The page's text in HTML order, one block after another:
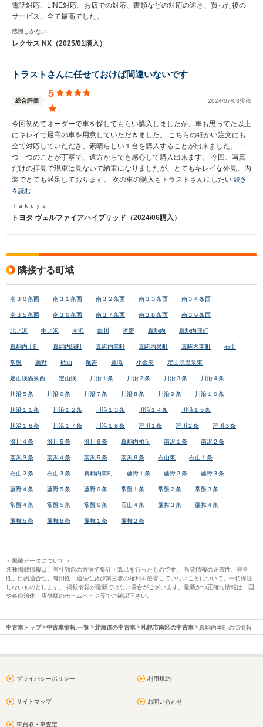
電話対応、LINE対応、お店での対応、書類などの対応の速さ、買った後の
サービス、全て最高でした。
感謝しかない
レクサス NX（2025/01購入）
トラストさんに任せておけば間違いないです
総合評価
5
2024/07/03投稿
今回初めてオーダーで車を探してもらい購入しましたが、車も思ってた以上
にキレイで最高の車を用意していただきました。 こちらの細かい注文にも
全て対応していただき、素晴らしい１台を購入することが出来ました。 一
つ一つのことが丁寧で、遠方からでも感心して購入出来ます。 今回、写真
だけの拝見で現車は見ないで納車になりましたが、とてもキレイな外見、内
装でとても満足しております。 次の車の購入もトラストさんにしたい 続き
を読む
Ｔａｋｕｙａ
トヨタ ヴェルファイアハイブリッド（2024/06購入）
隣接する町域
南３０条西 南３１条西 南３２条西 南３３条西 南３４条西
南３５条西 南３６条西 南３７条西 南３８条西 南３９条西
北ノ沢 中ノ沢 南沢 白川 滝野 真駒内 真駒内曙町
真駒内上町 真駒内緑町 真駒内幸町 真駒内泉町 真駒内南町 石山
常盤 藤野 砥山 簾舞 豊滝 小金湯 定山渓温泉東
定山渓温泉西 定山渓 川沿１条 川沿２条 川沿３条 川沿４条
川沿５条 川沿６条 川沿７条 川沿８条 川沿９条 川沿１０条
川沿１１条 川沿１２条 川沿１３条 川沿１４条 川沿１５条
川沿１６条 川沿１７条 川沿１８条 澄川１条 澄川２条 澄川３条
澄川４条 澄川５条 澄川６条 真駒内柏丘 南沢１条 南沢２条
南沢３条 南沢４条 南沢５条 南沢６条 石山東 石山１条
石山２条 石山３条 真駒内東町 藤野１条 藤野２条 藤野３条
藤野４条 藤野５条 藤野６条 常盤１条 常盤２条 常盤３条
常盤４条 常盤５条 常盤６条 石山４条 簾舞３条 簾舞４条
簾舞５条 簾舞６条 簾舞１条 簾舞２条
＜掲載データについて＞
各種掲載情報は、当社独自の方法で集計・算出を行ったものです。 当該情報の正確性、完全
性、目的適合性、有用性、適法性及び第三者の権利を侵害していないことについて、一切保証
しないものとします。 掲載情報が最新ではない場合がございます。最新かつ正確な情報は、国
や各自治体・店舗様のホームページ等でご確認下さい。
中古車トップ 中古車情報:一覧 北海道の中古車 札幌市南区の中古車 真駒内本町の街情報
プライバシーポリシー 利用規約
サイトマップ お問い合わせ
車買取・車査定